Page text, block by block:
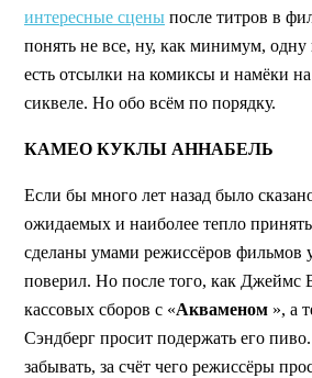
интересные сцены после титров в
понять не все, ну, как минимум,
есть отсылки на комиксы и намёки
сиквеле. Но обо всём по порядку.
КАМЕО КУКЛЫ АННАБЕЛЬ
Если бы много лет назад было
ожидаемых и наиболее тепло
сделаны умами режиссёров фильмов
поверил. Но после того, как Джеймс
кассовых сборов с «Акваменом », а
Сэндберг просит подержать его
забывать, за счёт чего режиссёры